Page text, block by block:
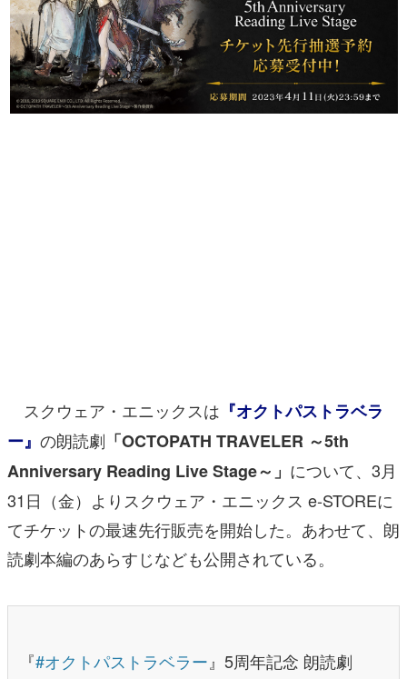
若ゲのいたり〜ゲームクリエイターの青春〜
『うつヌケ』『ペンと箸』等で知られるマンガ家・田中圭
一先生によるゲーム業界レポートマンガです。
なんでゲームは面白い？
ゲーム開発者・hamatsu氏がゲームの魅力を画面や操作の
その他
電ファミニコゲーマーとは？
スクウェア・エニックスは 『オクトパストラベラ
ー』 の朗読劇 「OCTOPATH TRAVELER ～5th
Anniversary Reading Live Stage～」 について、3月
31日（金）よりスクウェア・エニックス e-STOREに
てチケットの最速先行販売を開始した。あわせて、朗
読劇本編のあらすじなども公開されている。
『#オクトパストラベラー 』5周年記念 朗読劇